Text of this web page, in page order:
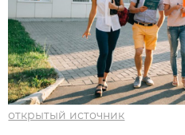
открытый источник